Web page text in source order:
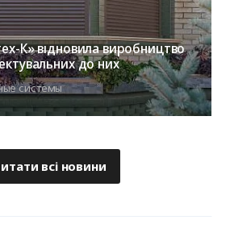
К» відновила виробництво
до них
системы
всі новини